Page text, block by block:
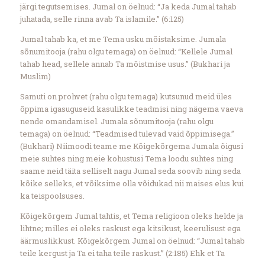
järgi tegutsemises. Jumal on öelnud: “Ja keda Jumal tahab
juhatada, selle rinna avab Ta islamile.” (6:125)
Jumal tahab ka, et me Tema usku mõistaksime. Jumala
sõnumitooja (rahu olgu temaga) on öelnud: “Kellele Jumal
tahab head, sellele annab Ta mõistmise usus.” (Bukhari ja
Muslim)
Samuti on prohvet (rahu olgu temaga) kutsunud meid üles
õppima igasuguseid kasulikke teadmisi ning nägema vaeva
nende omandamisel. Jumala sõnumitooja (rahu olgu
temaga) on öelnud: “Teadmised tulevad vaid õppimisega.”
(Bukhari) Niimoodi teame me Kõigekõrgema Jumala õigusi
meie suhtes ning meie kohustusi Tema loodu suhtes ning
saame neid täita selliselt nagu Jumal seda soovib ning seda
kõike selleks, et võiksime olla võidukad nii maises elus kui
ka teispoolsuses.
Kõigekõrgem Jumal tahtis, et Tema religioon oleks helde ja
lihtne; milles ei oleks raskust ega kitsikust, keerulisust ega
äärmuslikkust. Kõigekõrgem Jumal on öelnud: “Jumal tahab
teile kergust ja Ta ei taha teile raskust.” (2:185) Ehk et Ta